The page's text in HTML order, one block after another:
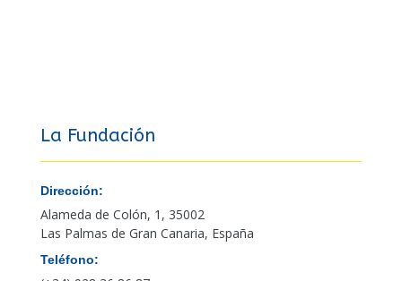
La Fundación
Dirección:
Alameda de Colón, 1, 35002
Las Palmas de Gran Canaria, España
Teléfono: